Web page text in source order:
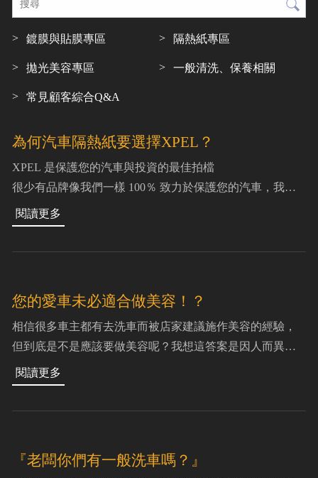
鍍膜與貼膜專區 隔熱紙專區
拋光美容專區 一般清洗、保養相關
常見顧客綜合Q&A
為何汽車隔熱紙要選擇XPEL？
XPEL 是保護您的汽車與投資的最佳拍檔
很少有品牌像我們一樣 100％ 致力於保護您的汽車，我們
將所有的資源、時間、人力資本和研究，集中在具有創新
性的汽車保護產品上。我們從設計到銷售，
您的愛車未必適合做美容！？
相信很多車主都有去洗車而被店家建議施作美容的經驗，
但到底是不是應該要做美容呢？我想這答案是因人而異
的，因為每位車主在保養汽車的情況都不相同，有的人經
常自己DIY有的人則常去給店家洗車打蠟，其實車上有9
『老闆你們有一般洗車嗎？』